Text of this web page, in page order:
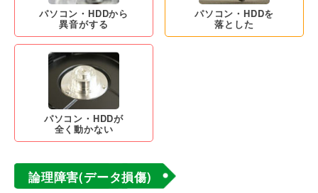
パソコン・HDDから
異音がする
パソコン・HDDを
落とした
パソコン・HDDが
全く動かない
論理障害(データ損傷)